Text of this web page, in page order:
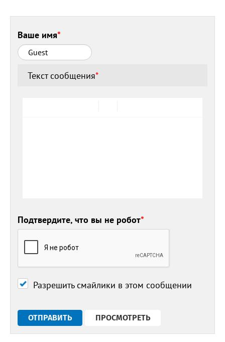
Ваше имя*
Текст сообщения*
Подтвердите, что вы не робот*
Разрешить смайлики в этом сообщении